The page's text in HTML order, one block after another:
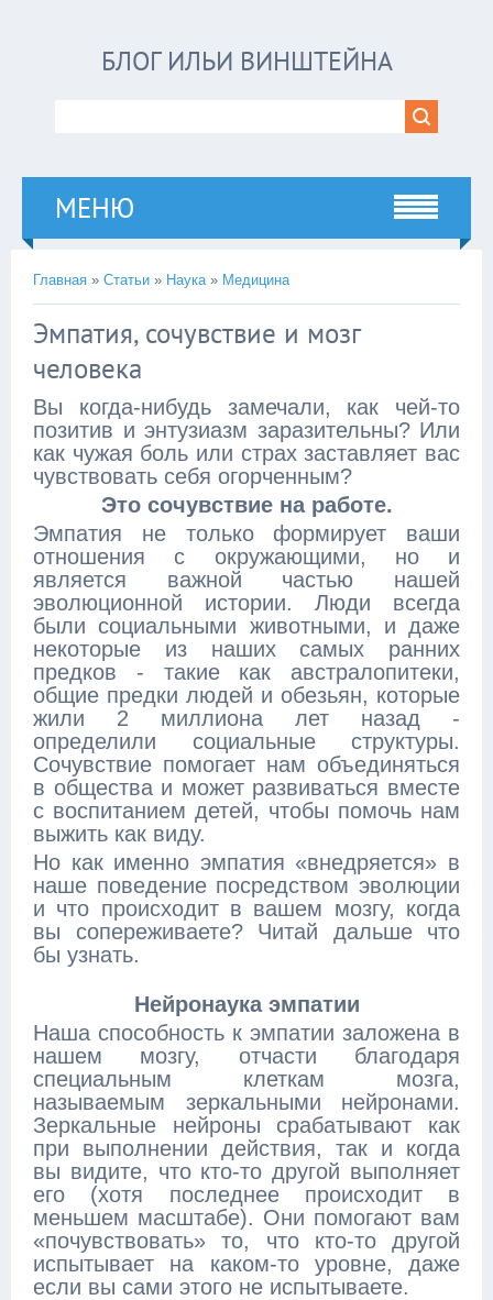
БЛОГ ИЛЬИ ВИНШТЕЙНА
МЕНЮ
Главная » Статьи » Наука» Медицина
Эмпатия, сочувствие и мозг
человека
Вы когда-нибудь замечали, как чей-то
позитив и энтузиазм заразительны? Или
как чужая боль или страх заставляет вас
чувствовать себя огорченным?
Это сочувствие на работе.
Эмпатия не только формирует ваши
отношения с окружающими, но и
является важной частью нашей
эволюционной истории. Люди всегда
были социальными животными, и даже
некоторые из наших самых ранних
предков - такие как австралопитеки,
общие предки людей и обезьян, которые
жили 2 миллиона лет назад -
определили социальные структуры.
Сочувствие помогает нам объединяться
в общества и может развиваться вместе
с воспитанием детей, чтобы помочь нам
выжить как виду.
Но как именно эмпатия «внедряется» в
наше поведение посредством эволюции
и что происходит в вашем мозгу, когда
вы сопереживаете? Читай дальше что
бы узнать.
Нейронаука эмпатии
Наша способность к эмпатии заложена в
нашем мозгу, отчасти благодаря
специальным клеткам мозга,
называемым зеркальными нейронами.
Зеркальные нейроны срабатывают как
при выполнении действия, так и когда
вы видите, что кто-то другой выполняет
его (хотя последнее происходит в
меньшем масштабе). Они помогают вам
«почувствовать» то, что кто-то другой
испытывает на каком-то уровне, даже
если вы сами этого не испытываете.